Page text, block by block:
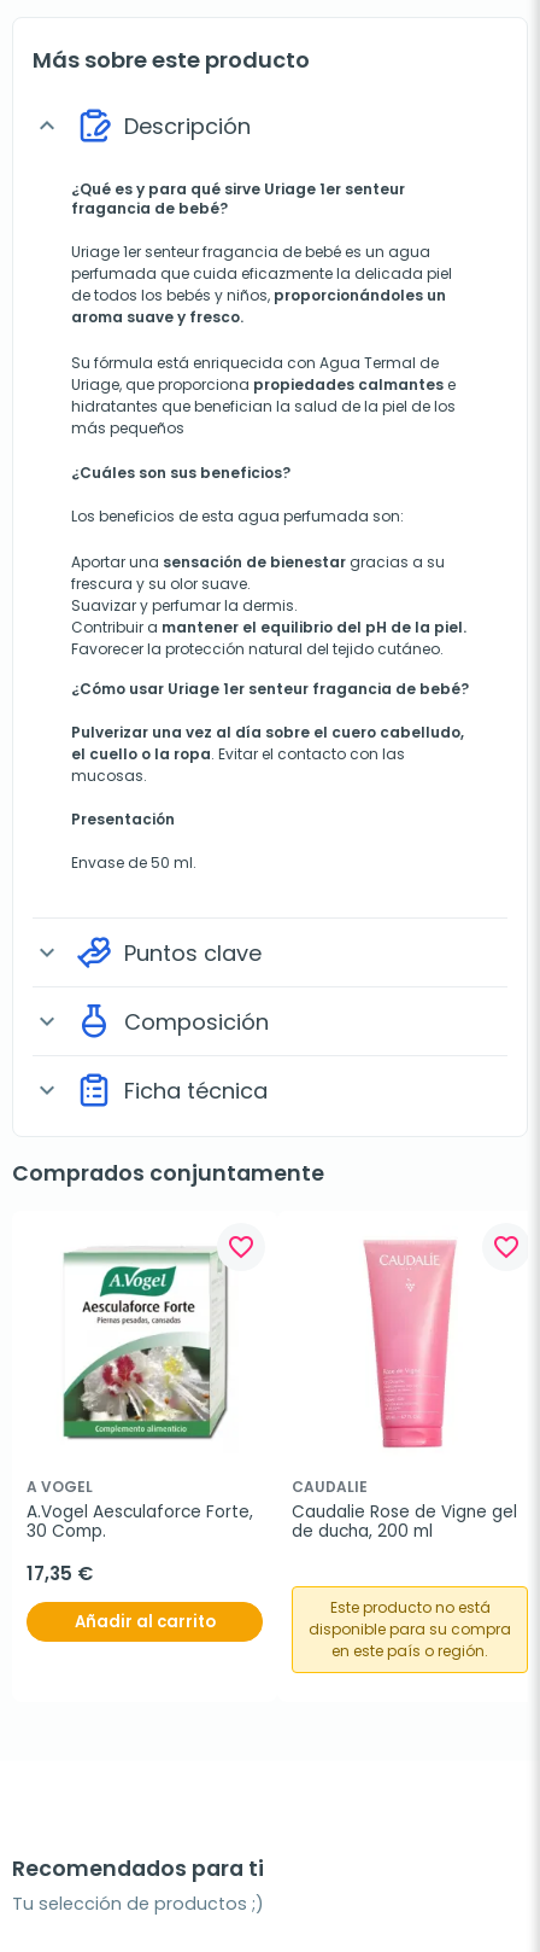
Más sobre este producto
expand_more Descripción
¿Qué es y para qué sirve Uriage 1er senteur
fragancia de bebé?
Uriage 1er senteur fragancia de bebé es un agua
perfumada que cuida eficazmente la delicada piel
de todos los bebés y niños, proporcionándoles un
aroma suave y fresco.
Su fórmula está enriquecida con Agua Termal de
Uriage, que proporciona propiedades calmantese
hidratantes que benefician la salud de la piel de los
más pequeños
¿Cuáles son sus beneficios?
Los beneficios de esta agua perfumada son:
Aportar una sensación de bienestar gracias a su
frescura y su olor suave.
Suavizar y perfumar la dermis.
Contribuir a mantener el equilibrio del pH de la piel.
Favorecer la protección natural del tejido cutáneo.
¿Cómo usar Uriage 1er senteur fragancia de bebé?
Pulverizar una vez al día sobre el cuero cabelludo,
el cuello o la ropa. Evitar el contacto con las
mucosas.
Presentación
Envase de 50 ml.
expand_more Puntos clave
expand_more Composición
expand_more Ficha técnica
Comprados conjuntamente
favorite_border
A VOGEL
A.Vogel Aesculaforce Forte,
30 Comp.
17,35 €
Añadir al carrito
favorite_border
CAUDALIE
Caudalie Rose de Vigne gel
de ducha, 200 ml
Este producto no está
disponible para su compra
en este país o región.
Recomendados para ti
Tu selección de productos ;)